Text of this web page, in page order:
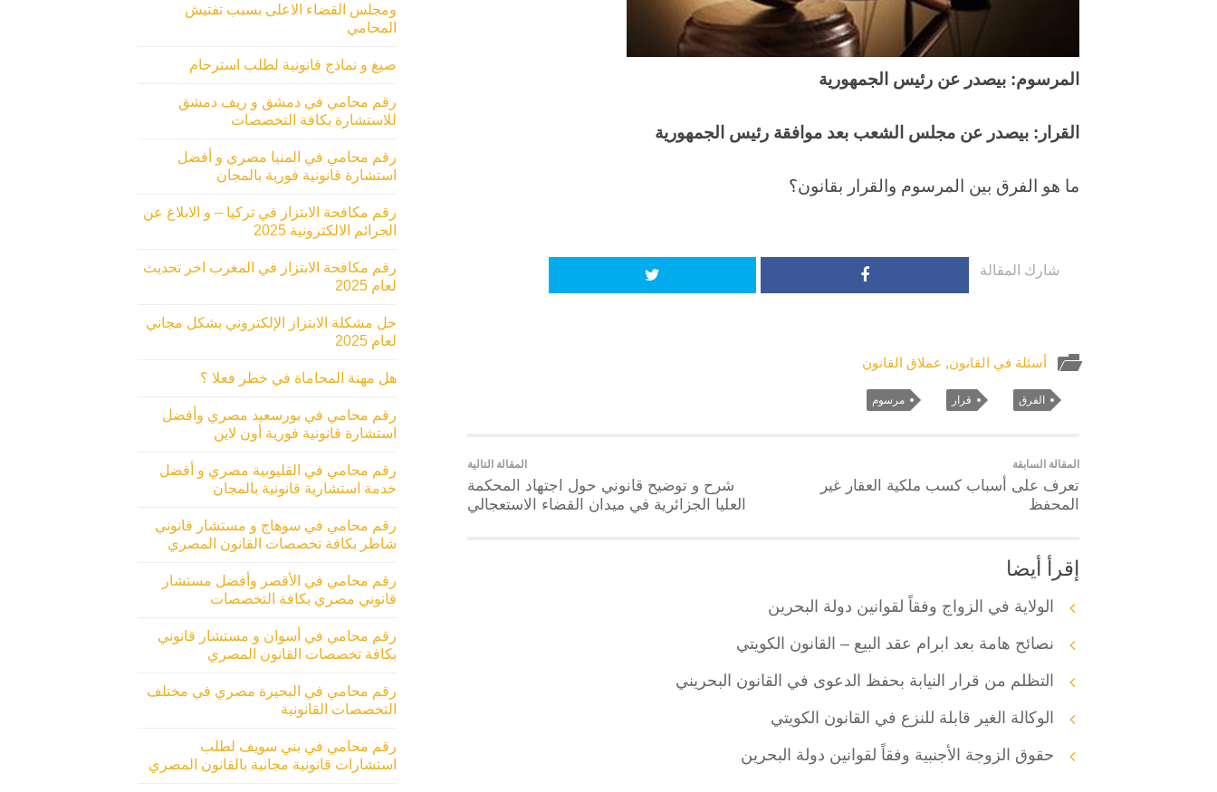
المرسوم: بيصدر عن رئيس الجمهورية
القرار: بيصدر عن مجلس الشعب بعد موافقة رئيس الجمهورية
ما هو الفرق بين المرسوم والقرار بقانون؟
شارك المقالة
أسئلة في القانون, عملاق القانون
الفرق قرار مرسوم
المقالة السابقة
تعرف على أسباب كسب ملكية العقار غير
المحفظ
المقالة التالية
شرح و توضيح قانوني حول اجتهاد المحكمة
العليا الجزائرية في ميدان القضاء الاستعجالي
إقرأ أيضا
الولاية في الزواج وفقاً لقوانين دولة البحرين
نصائح هامة بعد ابرام عقد البيع – القانون الكويتي
التظلم من قرار النيابة بحفظ الدعوى في القانون البحريني
الوكالة الغير قابلة للنزع في القانون الكويتي
حقوق الزوجة الأجنبية وفقاً لقوانين دولة البحرين
ومجلس القضاء الاعلى بسبب تفتيش
المحامي
صيغ و نماذج قانونية لطلب استرحام
رقم محامي في دمشق و ريف دمشق
للاستشارة بكافة التخصصات
رقم محامي في المنيا مصري و أفضل
استشارة قانونية فورية بالمجان
رقم مكافحة الابتزاز في تركيا – و الابلاغ عن
الجرائم الالكترونية 2025
رقم مكافحة الابتزاز في المغرب اخر تحديث
لعام 2025
حل مشكلة الابتزاز الإلكتروني بشكل مجاني
لعام 2025
هل مهنة المحاماة في خطر فعلا ؟
رقم محامي في بورسعيد مصري وأفضل
استشارة قانونية فورية أون لاين
رقم محامي في القليوبية مصري و أفضل
خدمة استشارية قانونية بالمجان
رقم محامي في سوهاج و مستشار قانوني
شاطر بكافة تخصصات القانون المصري
رقم محامي في الأقصر وأفضل مستشار
قانوني مصري بكافة التخصصات
رقم محامي في أسوان و مستشار قانوني
بكافة تخصصات القانون المصري
رقم محامي في البحيرة مصري في مختلف
التخصصات القانونية
رقم محامي في بني سويف لطلب
استشارات قانونية مجانية بالقانون المصري